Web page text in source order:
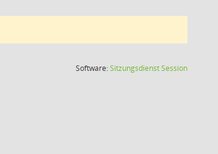
Software:SitzungsdienstSession(Wird in